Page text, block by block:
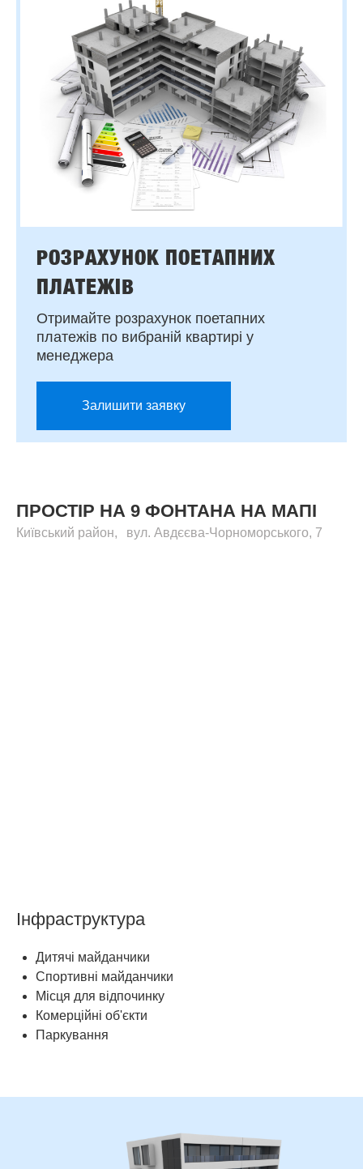
РОЗРАХУНОК ПОЕТАПНИХ
ПЛАТЕЖІВ
Отримайте розрахунок поетапних
платежів по вибраній квартирі у
менеджера
Залишити заявку
ПРОСТІР НА 9 ФОНТАНА НА МАПІ
Київський район, вул. Авдєєва-Чорноморського, 7
Інфраструктура
Дитячі майданчики
Спортивні майданчики
Місця для відпочинку
Комерційні об'єкти
Паркування